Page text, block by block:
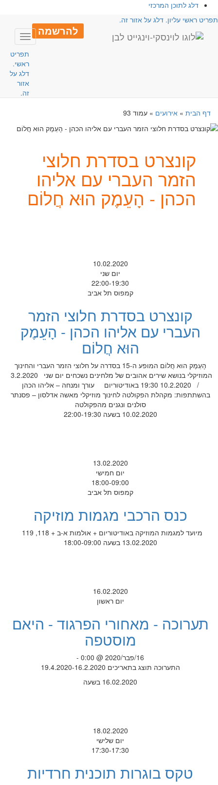
דלג לתוכן המרכזי
ראשי עליון. דלג על אזור זה.
להרשמה
Toggle
תפריט
ראשי.
דלג על
אזור
זה.
דף הבית» אירועים» עמוד 93
קונצרט בסדרת חלוצי
הזמר העברי עם אליהו
הכהן - הָעֵמֶק הוּא חֲלוֹם
10.02.2020
יום שני
22:00-19:30
קמפוס תל אביב
קונצרט בסדרת חלוצי הזמר
העברי עם אליהו הכהן - הָעֵמֶק
הוּא חֲלוֹם
הָעֵמֶק הוּא חֲלוֹם המופע ה-15 בסדרה על חלוצי הזמר העברי והחינוך
המוזיקלי בנושא שירים אהובים של מלחינים נשכחים יום שני 3.2.2020
/ 10.2.2020 19:30 באודיטוריום עורך ומנחה – אליהו הכהן
בהשתתפות: מקהלת הפקולטה לחינוך מוזיקלי מאשה אדלסון – פסנתר
סולנים ונגנים מהפקולטה
10.02.2020 בשעה 22:00-19:30
13.02.2020
יום חמישי
18:00-09:00
קמפוס תל אביב
כנס הרכבי מגמות מוזיקה
מיועד למגמות המוזיקה באודיטוריום + אולמות א-ב + 118, 119
13.02.2020 בשעה 18:00-09:00
16.02.2020
יום ראשון
תערוכה - מאחורי הפרגוד - היאם
מוסטפה
16/פבר/2020 @ 0:00 -
התערוכה תוצג בתאריכים 19.4.2020-16.2.2020
16.02.2020 בשעה
18.02.2020
יום שלישי
17:30-17:30
טקס בוגרות תוכנית חרדיות